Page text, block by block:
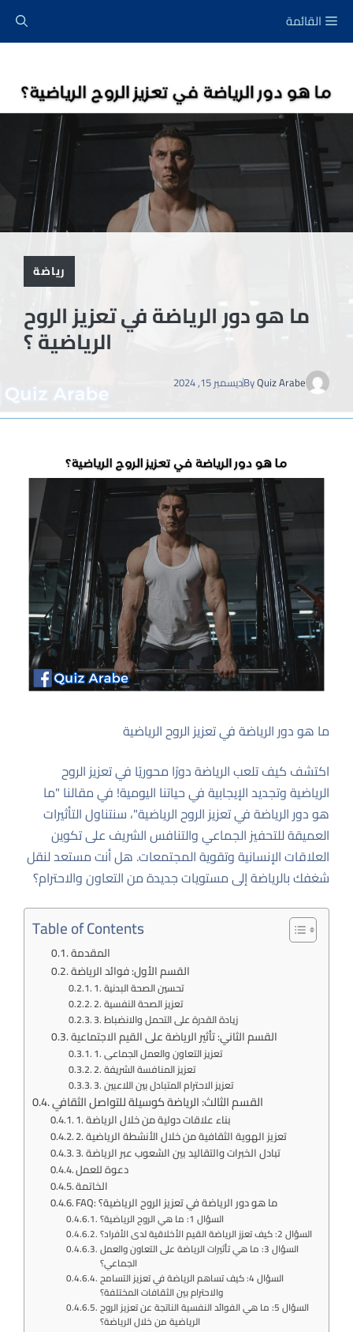
القائمة
رياضة
ما هو دور الرياضة في تعزيز الروح
الرياضية ؟
ByQuiz Arabe ديسمبر 15, 2024
ما هو دور الرياضة في تعزيز الروح الرياضية
اكتشف كيف تلعب الرياضة دورًا محوريًا في تعزيز الروح
الرياضية وتجديد الإيجابية في حياتنا اليومية! في مقالنا "ما
هو دور الرياضة في تعزيز الروح الرياضية"، سنتناول التأثيرات
العميقة للتحفيز الجماعي والتنافس الشريف على تكوين
العلاقات الإنسانية وتقوية المجتمعات. هل أنت مستعد لنقل
شغفك بالرياضة إلى مستويات جديدة من التعاون والاحترام؟
Table of Contents
المقدمة
القسم الأول: فوائد الرياضة
1. تحسين الصحة البدنية
2. تعزيز الصحة النفسية
3. زيادة القدرة على التحمل والانضباط
القسم الثاني: تأثير الرياضة على القيم الاجتماعية
1. تعزيز التعاون والعمل الجماعي
2. تعزيز المنافسة الشريفة
3. تعزيز الاحترام المتبادل بين اللاعبين
القسم الثالث: الرياضة كوسيلة للتواصل الثقافي
1. بناء علاقات دولية من خلال الرياضة
2. تعزيز الهوية الثقافية من خلال الأنشطة الرياضية
3. تبادل الخبرات والتقاليد بين الشعوب عبر الرياضة
دعوة للعمل
الخاتمة
FAQ: ما هو دور الرياضة في تعزيز الروح الرياضية؟
السؤال 1: ما هي الروح الرياضية؟
السؤال 2: كيف تعزز الرياضة القيم الأخلاقية لدى الأفراد؟
السؤال 3: ما هي تأثيرات الرياضة على التعاون والعمل
الجماعي؟
السؤال 4: كيف تساهم الرياضة في تعزيز التسامح
والاحترام بين الثقافات المختلفة؟
السؤال 5: ما هي الفوائد النفسية الناتجة عن تعزيز الروح
الرياضية من خلال الرياضة؟